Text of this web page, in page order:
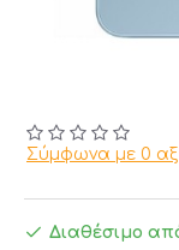
Σύμφωνα με 0
Διαθέσιμο